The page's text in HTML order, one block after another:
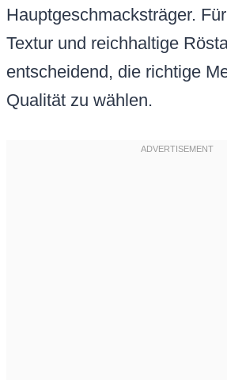
Hauptgeschmacksträger.
Textur und reichhaltige
entscheidend, die richtige
Qualität zu wählen.